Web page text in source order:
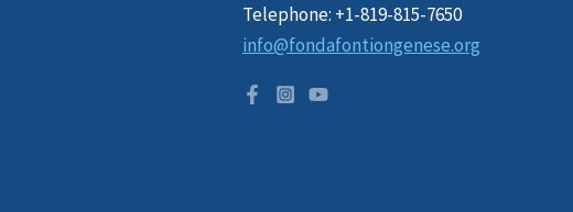
Telephone: +1-819-815-7650
info@fondafontiongenese.org